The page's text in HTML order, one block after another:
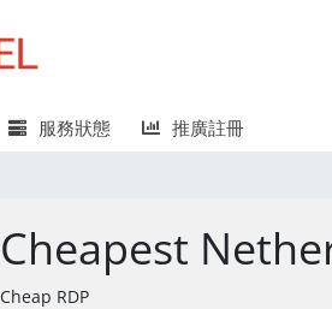
服務狀態 推廣註冊
Cheapest
Cheap RDP